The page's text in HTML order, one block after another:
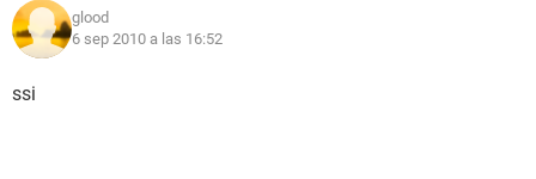
glood
6 sep 2010 a las 16:52
ssi